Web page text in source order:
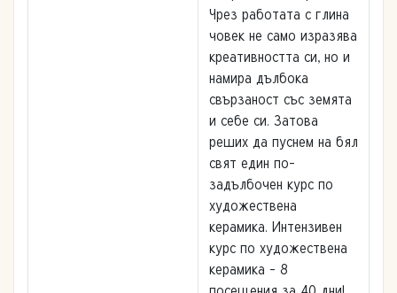
Чрез работата с глина
човек не само изразява
креативността си, но и
намира дълбока
свързаност със земята
и себе си. Затова
реших да пуснем на бял
свят един по-
задълбочен курс по
художествена
керамика. Интензивен
курс по художествена
керамика - 8